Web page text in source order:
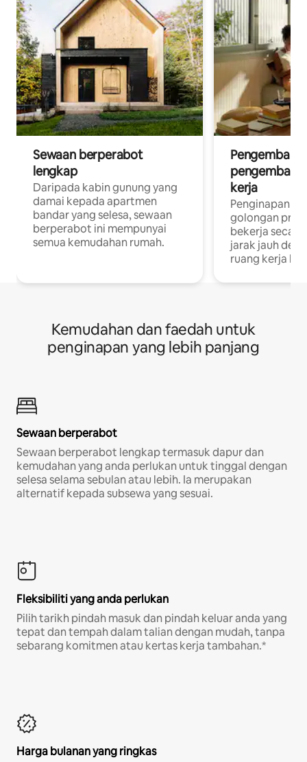
Sewaan berperabot
lengkap
Daripada kabin gunung yang
damai kepada apartmen
bandar yang selesa, sewaan
berperabot ini mempunyai
semua kemudahan rumah.
Pengembara
pengembara
kerja
Penginapan
golongan
bekerja
jarak jauh
ruang kerja
Kemudahan dan faedah untuk
penginapan yang lebih panjang
Sewaan berperabot
Sewaan berperabot lengkap termasuk dapur dan
kemudahan yang anda perlukan untuk tinggal dengan
selesa selama sebulan atau lebih. Ia merupakan
alternatif kepada subsewa yang sesuai.
Fleksibiliti yang anda perlukan
Pilih tarikh pindah masuk dan pindah keluar anda yang
tepat dan tempah dalam talian dengan mudah, tanpa
sebarang komitmen atau kertas kerja tambahan.*
Harga bulanan yang ringkas